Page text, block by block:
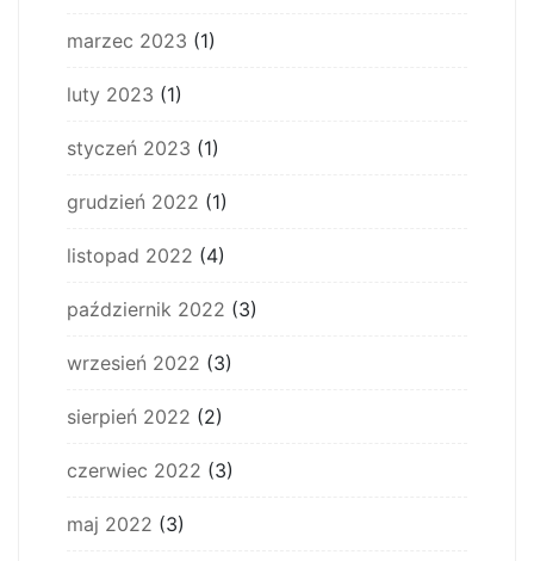
marzec 2023 (1)
luty 2023 (1)
styczeń 2023 (1)
grudzień 2022 (1)
listopad 2022 (4)
październik 2022 (3)
wrzesień 2022 (3)
sierpień 2022 (2)
czerwiec 2022 (3)
maj 2022 (3)